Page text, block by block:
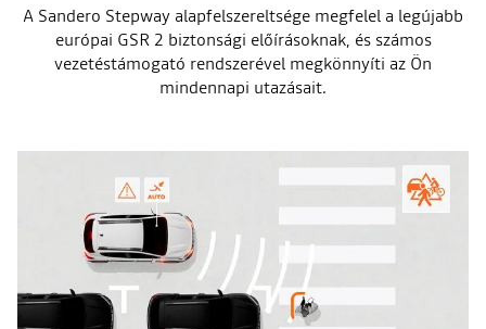
A Sandero Stepway alapfelszereltsége megfelel a legújabb
európai GSR 2 biztonsági előírásoknak, és számos
vezetéstámogató rendszerével megkönnyíti az Ön
mindennapi utazásait.